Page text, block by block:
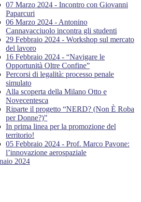
07 Marzo 2024 - Incontro con Giovanni
Paparcuri
06 Marzo 2024 - Antonino
Cannavacciuolo incontra gli studenti
29 Febbraio 2024 - Workshop sul mercato
del lavoro
16 Febbraio 2024 - “Navigare le
Opportunità Oltre Confine”
Percorsi di legalità: processo penale
simulato
Alla scoperta della Milano Otto e
Novecentesca
Riparte il progetto “NERD? (Non È Roba
per Donne?)”
In prima linea per la promozione del
territorio!
05 Febbraio 2024 - Prof. Marco Pavone:
l’innovazione aerospaziale
2024